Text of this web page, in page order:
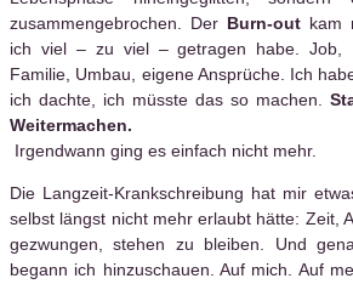
zusammengebrochen. Der Burn-out kam
ich viel – zu viel – getragen habe. Job,
Familie, Umbau, eigene Ansprüche. Ich
ich dachte, ich müsste das so machen.
Weitermachen.
Irgendwann ging es einfach nicht mehr.
Die Langzeit-Krankschreibung hat mir
selbst längst nicht mehr erlaubt hätte: Zeit,
gezwungen, stehen zu bleiben. Und
begann ich hinzuschauen. Auf mich. Auf